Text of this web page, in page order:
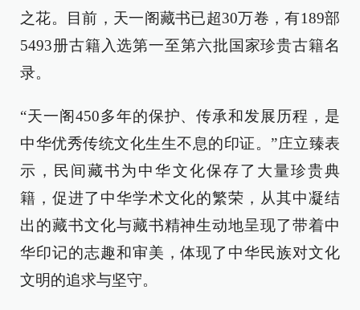
之花。目前，天一阁藏书已超30万卷，有189部
5493册古籍入选第一至第六批国家珍贵古籍名
录。
“天一阁450多年的保护、传承和发展历程，是
中华优秀传统文化生生不息的印证。”庄立臻表
示，民间藏书为中华文化保存了大量珍贵典
籍，促进了中华学术文化的繁荣，从其中凝结
出的藏书文化与藏书精神生动地呈现了带着中
华印记的志趣和审美，体现了中华民族对文化
文明的追求与坚守。